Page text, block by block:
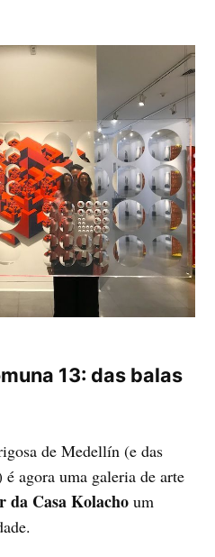
13: das balas
de Medellín (e das
agora uma galeria de arte
da Casa Kolacho um